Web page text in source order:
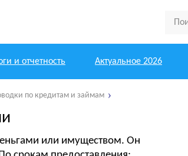
и отчетность Актуальное 2026
по кредитам и займам
или имуществом. Он